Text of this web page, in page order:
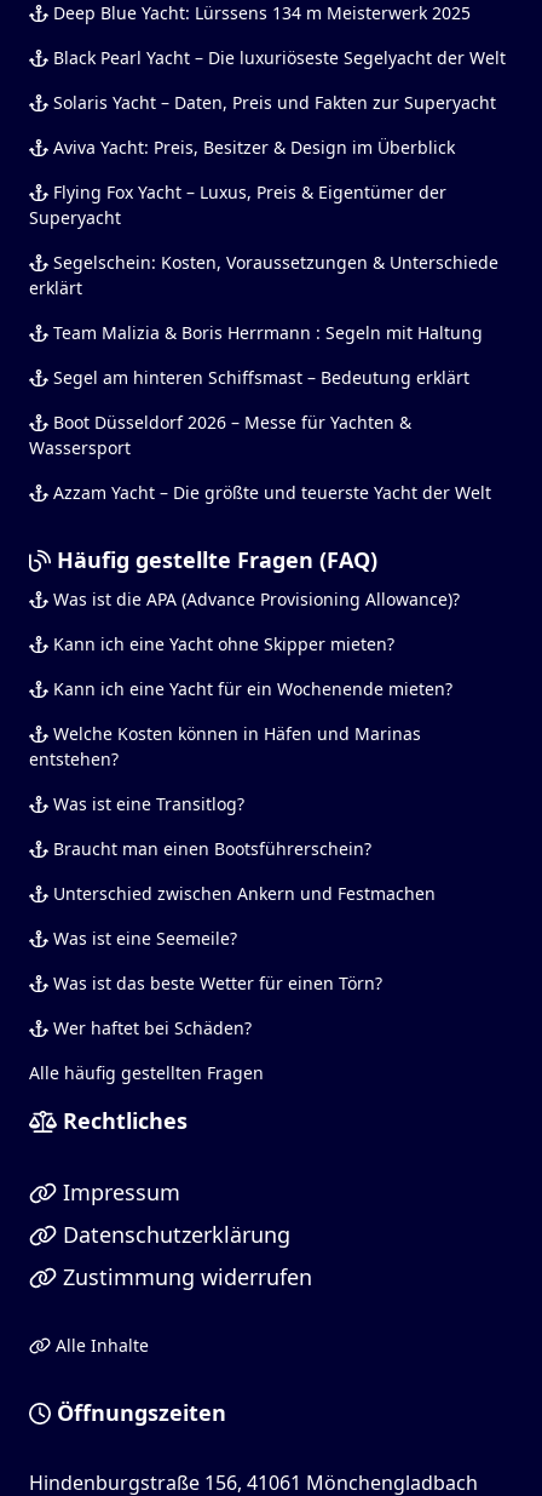
Deep Blue Yacht: Lürssens 134 m Meisterwerk 2025
Black Pearl Yacht – Die luxuriöseste Segelyacht der Welt
Solaris Yacht – Daten, Preis und Fakten zur Superyacht
Aviva Yacht: Preis, Besitzer & Design im Überblick
Flying Fox Yacht – Luxus, Preis & Eigentümer der
Superyacht
Segelschein: Kosten, Voraussetzungen & Unterschiede
erklärt
Team Malizia & Boris Herrmann : Segeln mit Haltung
Segel am hinteren Schiffsmast – Bedeutung erklärt
Boot Düsseldorf 2026 – Messe für Yachten &
Wassersport
Azzam Yacht – Die größte und teuerste Yacht der Welt
Häufig gestellte Fragen (FAQ)
Was ist die APA (Advance Provisioning Allowance)?
Kann ich eine Yacht ohne Skipper mieten?
Kann ich eine Yacht für ein Wochenende mieten?
Welche Kosten können in Häfen und Marinas
entstehen?
Was ist eine Transitlog?
Braucht man einen Bootsführerschein?
Unterschied zwischen Ankern und Festmachen
Was ist eine Seemeile?
Was ist das beste Wetter für einen Törn?
Wer haftet bei Schäden?
Alle häufig gestellten Fragen
Rechtliches
Impressum
Datenschutzerklärung
Zustimmung widerrufen
Alle Inhalte
Öffnungszeiten
Hindenburgstraße 156, 41061 Mönchengladbach